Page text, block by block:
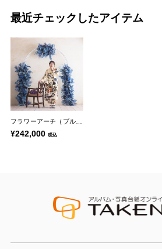
最近チェックしたアイテム
¥242,000 税込